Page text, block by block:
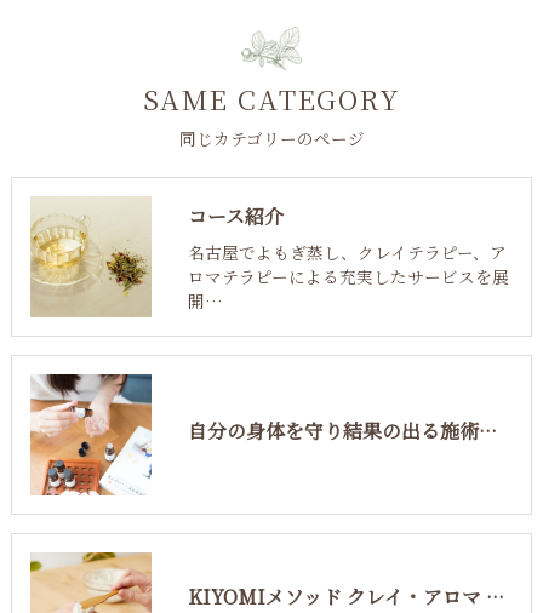
同じカテゴリーのページ
SAME CATEGORY
コース紹介
名古屋でよもぎ蒸し、クレイテラピー、ア
ロマテラピーによる充実したサービスを展
開…
自分の身体を守り結果の出る施術が叶う筋膜リリース導入コース
KIYOMIメソッド クレイ・アロマ サロン導入コース